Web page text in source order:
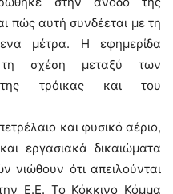
πώς αυτή συνδέεται με τη
μέτρα. Η εφημερίδα
σχέση μεταξύ των
τρόικας και του
και φυσικό αέριο,
εργασιακά δικαιώματα
νιώθουν ότι απειλούνται
Ε.Ε. Το Κόκκινο Κόμμα